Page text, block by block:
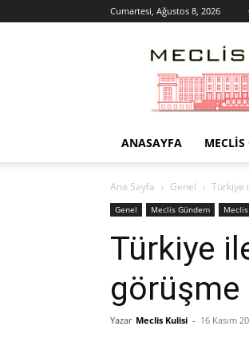
Cumartesi, Ağustos 8, 2026
–
ANASAYFA
Ana Sayfa Genel Türkiye
Genel Meclis Gündem
Türkiye
görüşme
Yazar Meclis Kulisi - 16 Kasım